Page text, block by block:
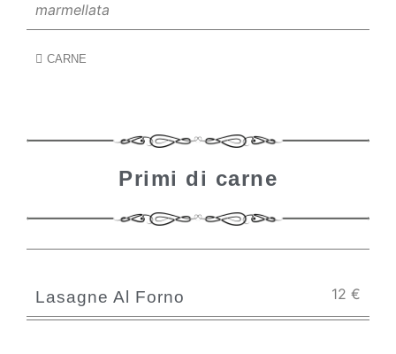
marmellata
CARNE
Primi di carne
Lasagne Al Forno 12 €